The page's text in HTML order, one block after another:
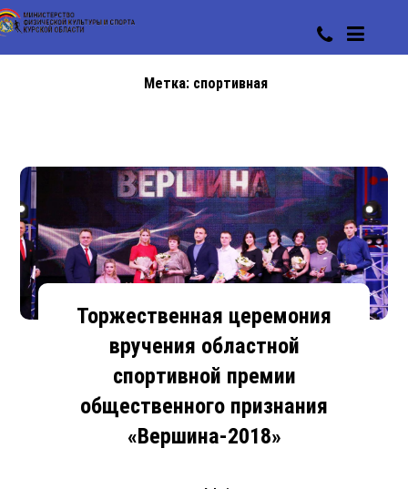
Метка: спортивная
Торжественная церемония
вручения областной
спортивной премии
общественного признания
«Вершина-2018»